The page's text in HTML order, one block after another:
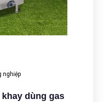
nghiệp
dùng gas